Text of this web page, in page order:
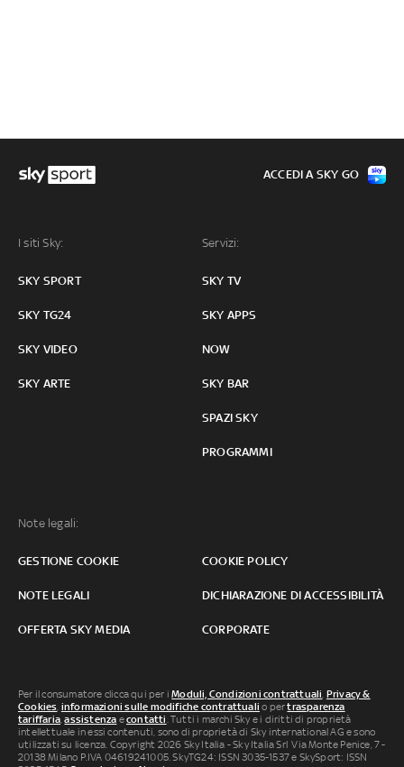
I siti Sky:
SKY SPORT
SKY TG24
SKY VIDEO
SKY ARTE
Servizi:
SKY TV
SKY APPS
NOW
SKY BAR
SPAZI SKY
PROGRAMMI
Note legali:
GESTIONE COOKIE COOKIE POLICY
NOTE LEGALI DICHIARAZIONE DI ACCESSIBILITÀ
OFFERTA SKY MEDIA CORPORATE
ACCEDI A SKY GO
Per il consumatore clicca qui per iModuli, Condizioni contrattuali, Privacy &
Cookies, informazioni sulle modifiche contrattuali o pertrasparenza
tariffaria,assistenza econtatti. Tutti i marchi Sky e i diritti di proprietà
intellettuale in essi contenuti, sono di proprietà di Sky international AG e sono
utilizzati su licenza. Copyright 2026 Sky Italia - Sky Italia Srl Via Monte Penice, 7 -
20138 Milano P.IVA 04619241005. SkyTG24: ISSN 3035-1537 e SkySport: ISSN